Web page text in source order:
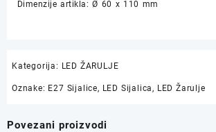
Dimenzije artikla: Ø 60 x 110 mm
Kategorija: LED ŽARULJE
Oznake: E27 Sijalice, LED Sijalica, LED Žarulje
Povezani proizvodi